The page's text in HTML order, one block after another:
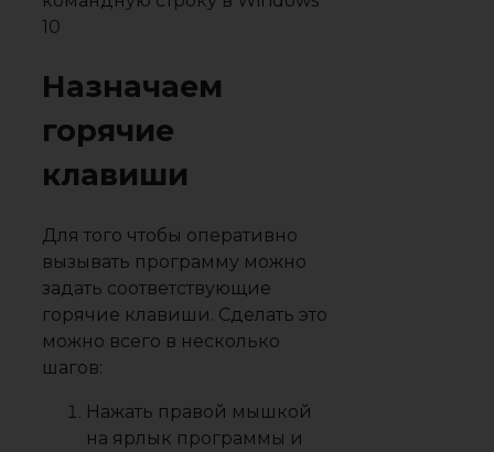
Назначаем
горячие
клавиши
Для того чтобы оперативно
вызывать программу можно
задать соответствующие
горячие клавиши. Сделать это
можно всего в несколько
шагов:
Нажать правой мышкой
на ярлык программы и